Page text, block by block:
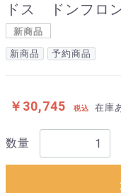
ドス ドンフ
新商品
新商品 予約商品
￥30,745 税込 在庫
数量